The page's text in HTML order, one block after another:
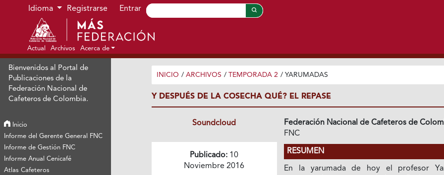
Ir al menú de navegación principal
Ir al contenido principal
Ir al pie de página del sitio
Idioma Registrarse Entrar
Actual Archivos Acerca de
Bienvenidos al Portal de
Publicaciones de la
Federación Nacional de
Cafeteros de Colombia.
Inicio
Informe del Gerente General FNC
Informe de Gestión FNC
Informe Anual Cenicafé
Atlas Cafeteros
INICIO / ARCHIVOS / TEMPORADA 2 / YARUMADAS
Y DESPUÉS DE LA COSECHA QUÉ? EL REPASE
Soundcloud
Publicado: 10
Noviembre 2016
Federación Nacional de Cafeteros de
FNC
RESUMEN
En la yarumada de hoy el profesor